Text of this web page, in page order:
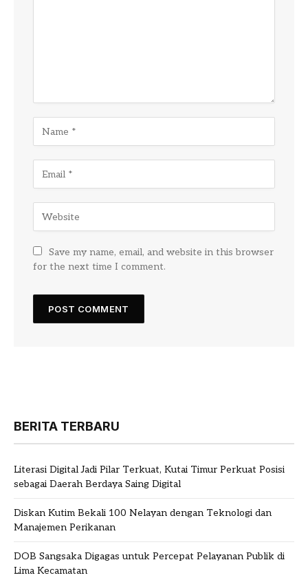
Save my name, email, and website in this browser
for the next time I comment.
BERITA TERBARU
Literasi Digital Jadi Pilar Terkuat, Kutai Timur Perkuat Posisi
sebagai Daerah Berdaya Saing Digital
Diskan Kutim Bekali 100 Nelayan dengan Teknologi dan
Manajemen Perikanan
DOB Sangsaka Digagas untuk Percepat Pelayanan Publik di
Lima Kecamatan